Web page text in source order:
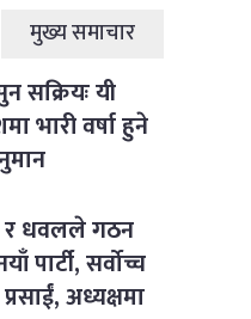
मुख्य समाचार
सक्रियः यी
भारी वर्षा हुने
र धवलले गठन
पार्टी, सर्वोच्च
अध्यक्षमा